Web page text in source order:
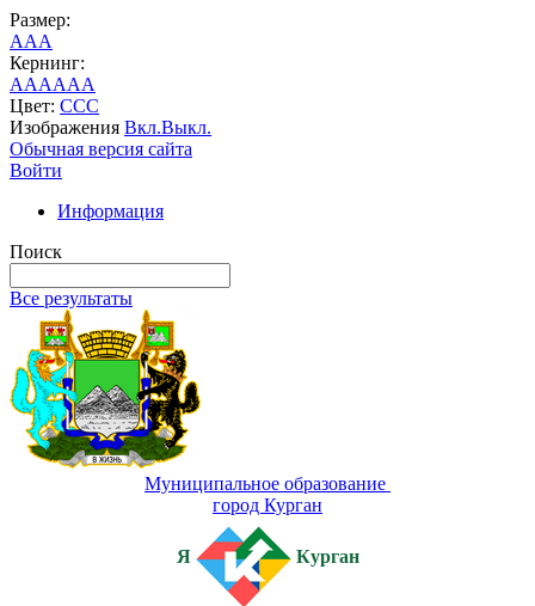
Размер:
AAA
Кернинг:
AAAAAA
Цвет: CCC
Изображения Вкл.Выкл.
Обычная версия сайта
Войти
Информация
Поиск
Все результаты
Муниципальное образование
город Курган
Я Курган